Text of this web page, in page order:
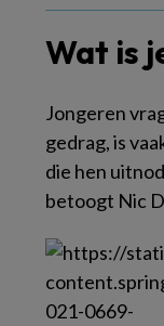
Wat is
Jongeren
gedrag, is
die hen
betoogt Nic